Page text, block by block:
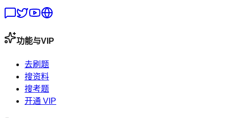
功能与VIP
去刷题
搜资料
搜考题
开通 VIP